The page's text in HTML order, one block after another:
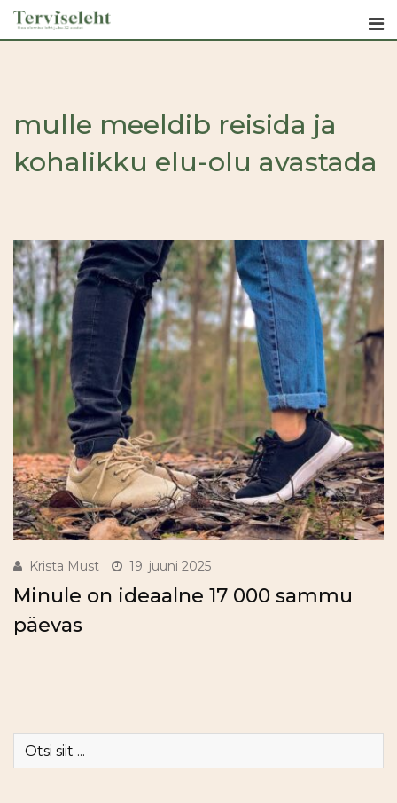
Skip
mulle meeldib reisida ja
kohalikku elu-olu avastada
Krista Must 19. juuni 2025
Minule on ideaalne 17 000 sammu
päevas